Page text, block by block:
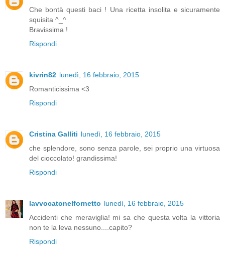
Che bontà questi baci ! Una ricetta insolita e sicuramente
squisita ^_^
Bravissima !
Rispondi
kivrin82 lunedì, 16 febbraio, 2015
Romanticissima <3
Rispondi
Cristina Galliti lunedì, 16 febbraio, 2015
che splendore, sono senza parole, sei proprio una virtuosa
del cioccolato! grandissima!
Rispondi
lavvocatonelfornetto lunedì, 16 febbraio, 2015
Accidenti che meraviglia! mi sa che questa volta la vittoria
non te la leva nessuno....capito?
Rispondi